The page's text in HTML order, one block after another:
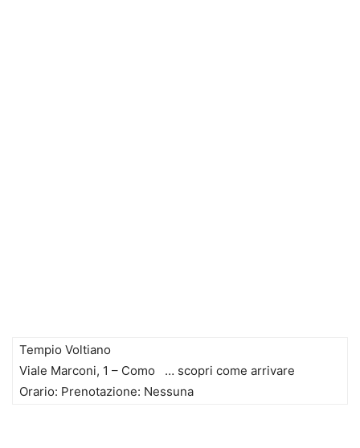
Tempio Voltiano
Viale Marconi, 1 – Como … scopri come arrivare
Orario: Prenotazione: Nessuna